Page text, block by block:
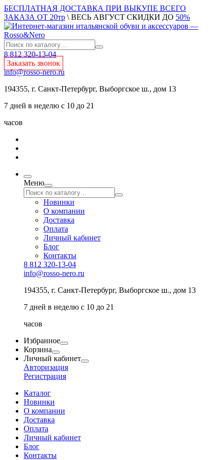
БЕСПЛАТНАЯ ДОСТАВКА ПРИ ВЫКУПЕ ВСЕГО
ЗАКАЗА ОТ 20тр \ ВЕСЬ АВГУСТ СКИДКИ ДО 50%
8 812 320-13-04
Заказать звонок
info@rosso-nero.ru
194355, г. Санкт-Петербург, Выборгское ш., дом 13
7 дней в неделю с 10 до 21
часов
Меню
Новинки
О компании
Доставка
Оплата
Личный кабинет
Блог
Контакты
8 812 320-13-04
info@rosso-nero.ru
194355, г. Санкт-Петербург, Выборгское ш., дом 13
7 дней в неделю с 10 до 21
часов
Избранное
Корзина
Личный кабинет
Авторизация
Регистрация
Каталог
Новинки
О компании
Доставка
Оплата
Личный кабинет
Блог
Контакты